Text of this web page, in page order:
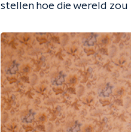
stellen hoe die wereld zou